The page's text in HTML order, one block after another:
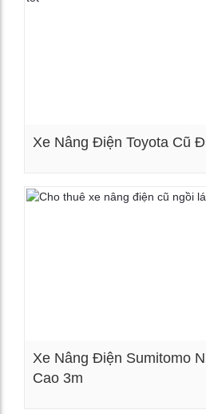
Xe Nâng Điện Toyota Cũ
Xe Nâng Điện Sumitomo
Cao 3m